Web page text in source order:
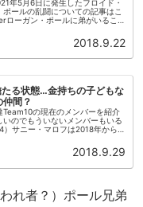
年5月6日に発生したフロイド・
ポールの乱闘についての記事はこ
ローガン・ポールに弟がいるこ
2018.9.22
る状態…金持ちの子どもな
仲間？
Team10の現在のメンバーを紹介
いのでもういないメンバーもいる
）サニー・マロフは2018年から
2018.9.29
れ者？）ポール兄弟